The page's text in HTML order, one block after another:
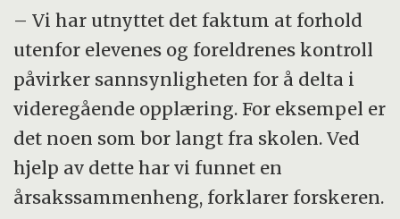
– Vi har utnyttet det faktum at forhold
utenfor elevenes og foreldrenes kontroll
påvirker sannsynligheten for å delta i
videregående opplæring. For eksempel er
det noen som bor langt fra skolen. Ved
hjelp av dette har vi funnet en
årsakssammenheng, forklarer forskeren.